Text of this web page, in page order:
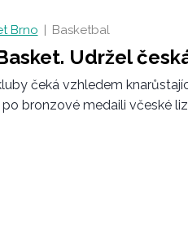
Brno | Basketbal
Udržel
čeká vzhledem
bronzové medaili včeské